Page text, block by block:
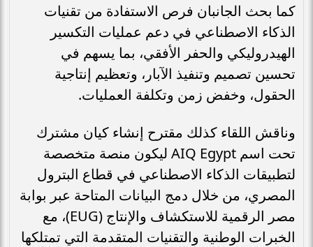
كما بحث الجانبان فرص الاستفادة من تقنيات
الذكاء الاصطناعي في دعم عمليات التكسير
الهيدروليكي والحفر الأفقي، بما يسهم في
تحسين تصميم وتنفيذ الآبار، وتعظيم إنتاجية
الحقول، وخفض زمن وتكلفة العمليات.
وناقش اللقاء كذلك مقترح إنشاء كيان مشترك
تحت اسم AIQ Egypt ليكون منصة متخصصة
لتطبيقات الذكاء الاصطناعي في قطاع البترول
المصري، من خلال دمج البيانات المتاحة عبر بوابة
مصر الرقمية للاستكشاف والإنتاج (EUG)، مع
الخبرات الوطنية والتقنيات المتقدمة التي تمتلكها